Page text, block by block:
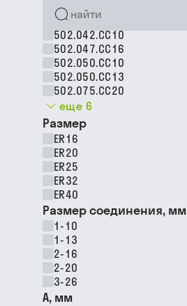
502.042.CC10
502.047.CC16
502.050.CC10
502.050.CC13
502.075.CC20
еще 6
Размер
ER16
ER20
ER25
ER32
ER40
Размер соединения, мм
1-10
1-13
2-16
2-20
3-26
A, мм